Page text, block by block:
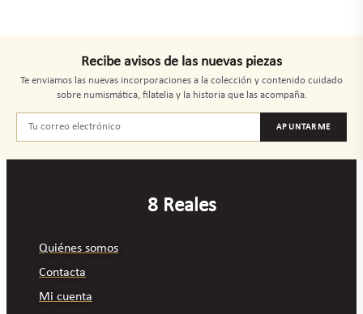
Recibe avisos de las nuevas piezas
Te enviamos las nuevas incorporaciones a la colección y contenido cuidado
sobre numismática, filatelia y la historia que las acompaña.
APUNTARME
8 Reales
Quiénes somos
Contacta
Mi cuenta